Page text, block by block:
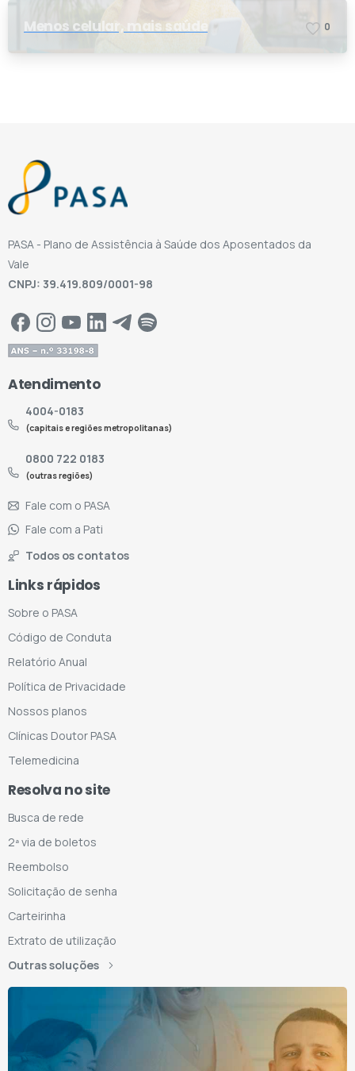
Menos celular, mais saúde 0
PASA - Plano de Assistência à Saúde dos Aposentados da
Vale
CNPJ: 39.419.809/0001-98
Atendimento
4004-0183
(capitais e regiões metropolitanas)
0800 722 0183
(outras regiões)
Fale com o PASA
Fale com a Pati
Todos os contatos
Links rápidos
Sobre o PASA
Código de Conduta
Relatório Anual
Política de Privacidade
Nossos planos
Clínicas Doutor PASA
Telemedicina
Resolva no site
Busca de rede
2ª via de boletos
Reembolso
Solicitação de senha
Carteirinha
Extrato de utilização
Outras soluções